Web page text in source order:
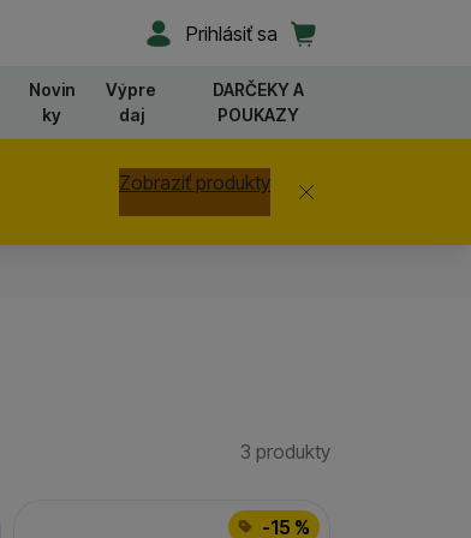
Užívateľská sekcia
Prihlásiť sa Košík
Novin
ky
Výpre
daj
DARČEKY A
POUKAZY
Zobraziť produkty Zavrieť
Nájdených
3 produkty
-15 %